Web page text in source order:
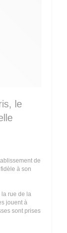
le
de
à son
la rue de la
jouent à
sont prises